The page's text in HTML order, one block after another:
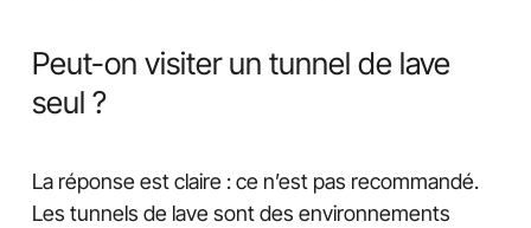
Peut-on visiter un tunnel de lave
seul ?
La réponse est claire : ce n’est pas recommandé.
Les tunnels de lave sont des environnements